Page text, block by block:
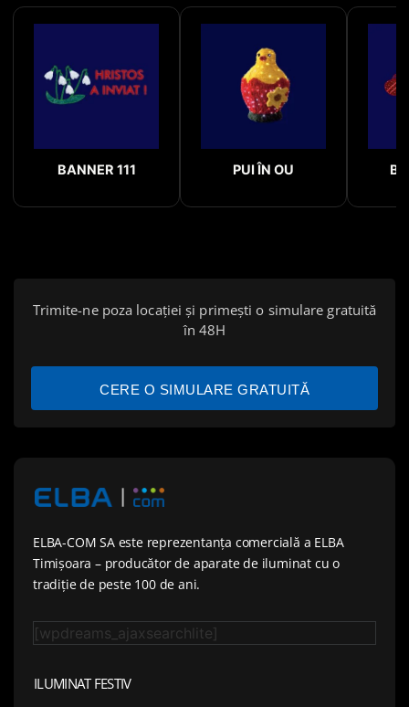
BANNER 111 PUI ÎN OU
Trimite-ne poza locației și primești o simulare gratuită
în 48H
CERE O SIMULARE GRATUITĂ
ELBA-COM SA este reprezentanța comercială a ELBA
Timișoara – producător de aparate de iluminat cu o
tradiție de peste 100 de ani.
[wpdreams_ajaxsearchlite]
ILUMINAT FESTIV